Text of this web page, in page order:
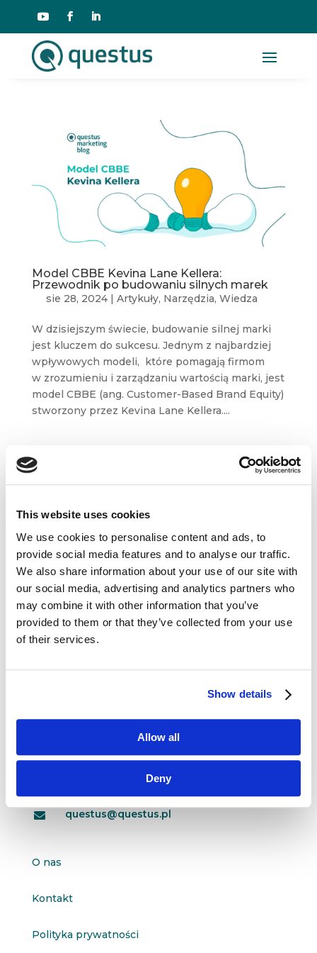
This website uses cookies
We use cookies to personalise content and ads, to
provide social media features and to analyse our traffic.
We also share information about your use of our site with
our social media, advertising and analytics partners who
may combine it with other information that you’ve
provided to them or that they’ve collected from your use
of their services.
Show details
Allow all
Deny
Model CBBE Kevina Lane Kellera:
Przewodnik po budowaniu silnych marek
sie 28, 2024| Artykuły, Narzędzia, Wiedza
W dzisiejszym świecie, budowanie silnej marki
jest kluczem do sukcesu. Jednym z najbardziej
wpływowych modeli, które pomagają firmom
w zrozumieniu i zarządzaniu wartością marki, jest
model CBBE (ang. Customer-Based Brand Equity)
stworzony przez Kevina Lane Kellera....
Strategic marketing w praktyce: jak
zmierzyć markę? I po co?
Silna marka świetnie się sprzedaje,
świadczą o jej sile. Prawdziwa moc marki tkwi
w tym, co niematerialne: w skojarzeniach,
emocjach i relacjach. A to naprawdę bardzo
trudno zmierzyć. Trudności...
91-811 Łódź
 questus@questus.pl
O nas
Kontakt
Polityka prywatności